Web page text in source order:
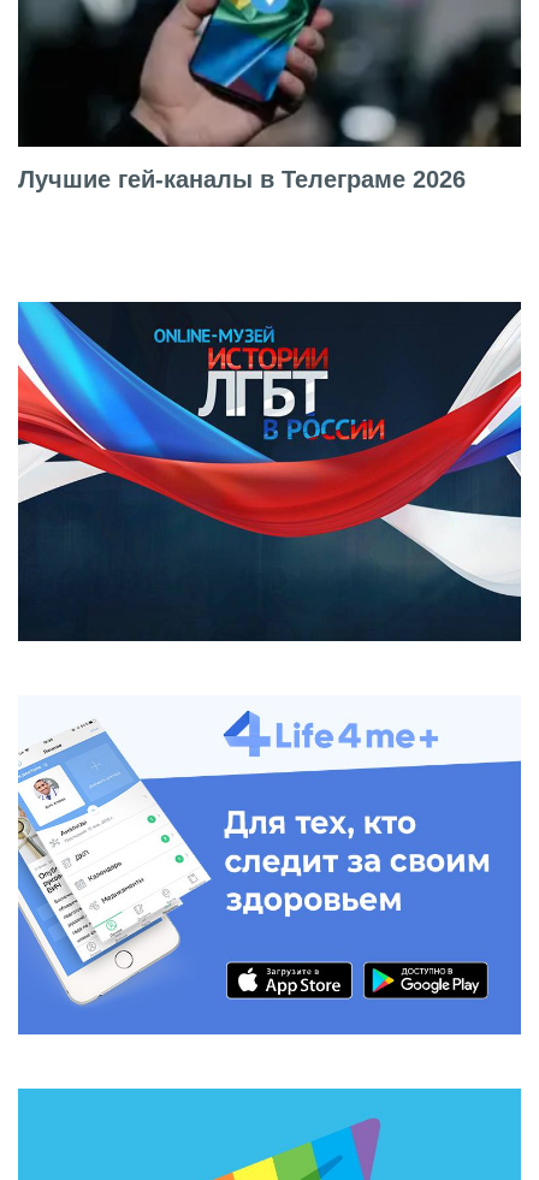
Лучшие гей-каналы в Телеграме 2026